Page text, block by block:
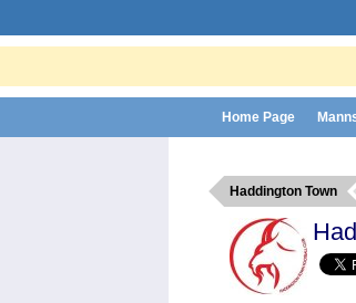
Home Page
Haddington Town